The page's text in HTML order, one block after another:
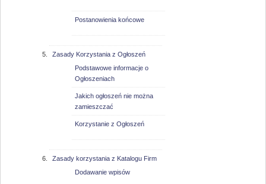
Postanowienia końcowe
Zasady Korzystania z Ogłoszeń
Podstawowe informacje o
Ogłoszeniach
Jakich ogłoszeń nie można
zamieszczać
Korzystanie z Ogłoszeń
Zasady korzystania z Katalogu Firm
Dodawanie wpisów